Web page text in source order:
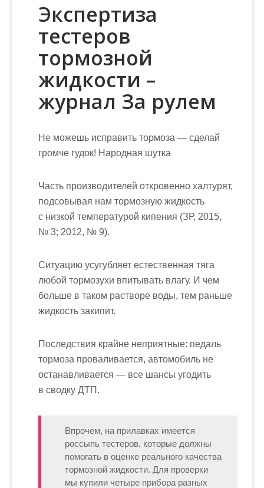
Экспертиза
тестеров
тормозной
жидкости –
журнал За рулем
Не можешь исправить тормоза — сделай
громче гудок! Народная шутка
Часть производителей откровенно халтурят,
подсовывая нам тормозную жидкость
с низкой температурой кипения (ЗР, 2015,
№ 3; 2012, № 9).
Ситуацию усугубляет естественная тяга
любой тормозухи впитывать влагу. И чем
больше в таком растворе воды, тем раньше
жидкость закипит.
Последствия крайне неприятные: педаль
тормоза проваливается, автомобиль не
останавливается — все шансы угодить
в сводку ДТП.
Впрочем, на прилавках имеется
россыпь тестеров, которые должны
помогать в оценке реального качества
тормозной жидкости. Для проверки
мы купили четыре прибора разных